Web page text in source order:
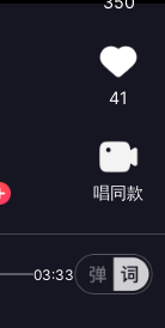
41
唱同款
03:33